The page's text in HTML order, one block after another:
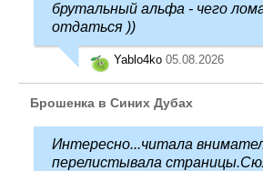
брутальный альфа - чего
отдаться ))
Yablo4ko 05.08.2026
Брошенка в Синих Дубах
Интересно...читала
перелистывала